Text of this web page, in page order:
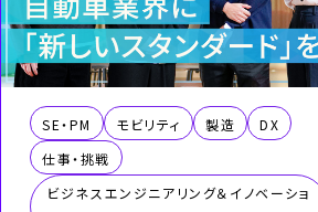
SE・PM モビリティ 製造
DX
仕事・挑戦
ビジネスエンジニアリング＆イノベーショ